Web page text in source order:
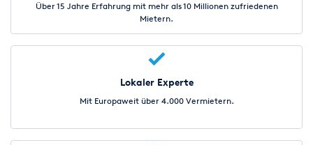
Über 15 Jahre Erfahrung mit mehr als 10 Millionen zufriedenen
Mietern.
Lokaler Experte
Mit Europaweit über 4.000 Vermietern.